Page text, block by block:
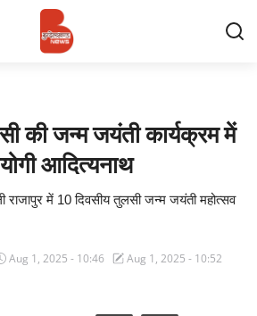
की जन्म जयंती कार्यक्रम में
आदित्यनाथ
राजापुर में 10 दिवसीय तुलसी जन्म जयंती महोत्सव
Aug 1, 2025 - 10:46
Aug 1, 2025 - 10:52